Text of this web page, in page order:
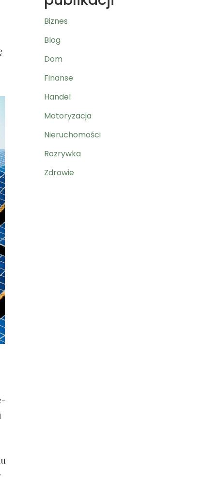
Biznes
Blog
Dom
Finanse
Handel
Motoryzacja
Nieruchomości
Rozrywka
Zdrowie